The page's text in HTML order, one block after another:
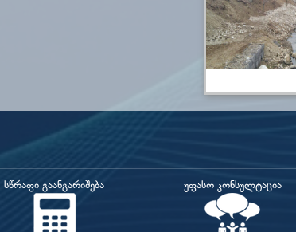
სწრაფი გაანგარიშება უფასო კონსულტაცია